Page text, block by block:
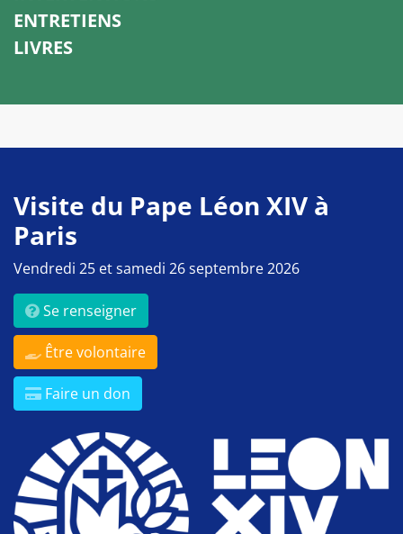
ENTRETIENS
LIVRES
Visite du Pape Léon XIV à
Paris
Vendredi 25 et samedi 26 septembre 2026
Se renseigner
Être volontaire
Faire un don